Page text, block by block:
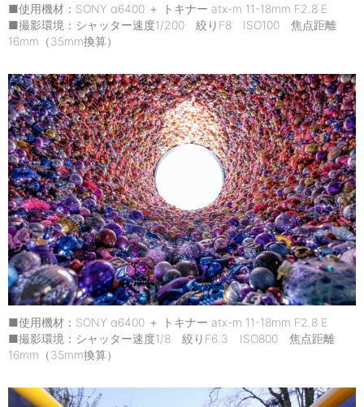
■使用機材：SONY α6400 ＋ トキナー atx-m 11-18mm F2.8 E
■撮影環境：シャッター速度1/200 絞りF8 ISO100 焦点距離
16mm（35mm換算）
■使用機材：SONY α6400 ＋ トキナー atx-m 11-18mm F2.8 E
■撮影環境：シャッター速度1/8 絞りF6.3 ISO800 焦点距離
16mm（35mm換算）